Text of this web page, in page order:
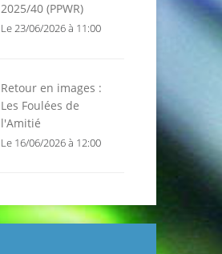
2025/40 (PPWR)
Le 23/06/2026 à 11:00
Retour en images :
Les Foulées de
l'Amitié
Le 16/06/2026 à 12:00